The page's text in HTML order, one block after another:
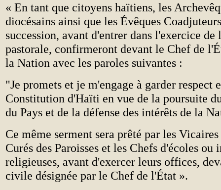
« En tant que citoyens haïtiens, les
diocésains ainsi que les Évêques
succession, avant d'entrer dans l'exercice de
pastorale, confirmeront devant le Chef de
la Nation avec les paroles suivantes :
"Je promets et je m'engage à garder respect
Constitution d'Haïti en vue de la poursuite
du Pays et de la défense des intérêts de la
Ce même serment sera prêté par les
Curés des Paroisses et les Chefs d'écoles ou
religieuses, avant d'exercer leurs offices,
civile désignée par le Chef de l'État ».